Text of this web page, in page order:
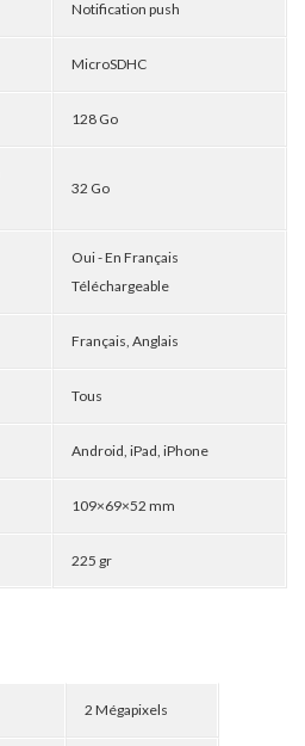
Notification push
MicroSDHC
128 Go
32 Go
Oui - En Français
Téléchargeable
Français, Anglais
Tous
Android, iPad, iPhone
109×69×52 mm
225 gr
2 Mégapixels